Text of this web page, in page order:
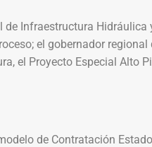
Infraestructura Hidráulica
el gobernador
el Proyecto Especial Alto
de Contratación